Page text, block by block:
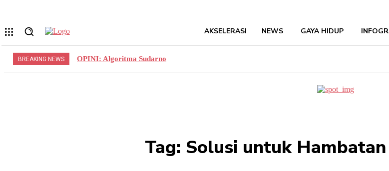
AKSELERASI NEWS GAYA HIDUP
BREAKING NEWS OPINI: Algoritma Sudarno
Tag: Solusi untuk